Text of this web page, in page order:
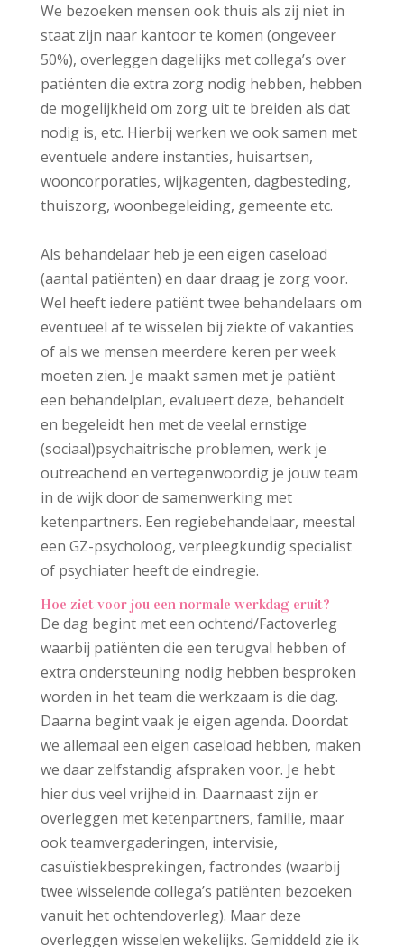
We bezoeken mensen ook thuis als zij niet in
staat zijn naar kantoor te komen (ongeveer
50%), overleggen dagelijks met collega’s over
patiënten die extra zorg nodig hebben, hebben
de mogelijkheid om zorg uit te breiden als dat
nodig is, etc. Hierbij werken we ook samen met
eventuele andere instanties, huisartsen,
wooncorporaties, wijkagenten, dagbesteding,
thuiszorg, woonbegeleiding, gemeente etc.
Als behandelaar heb je een eigen caseload
(aantal patiënten) en daar draag je zorg voor.
Wel heeft iedere patiënt twee behandelaars om
eventueel af te wisselen bij ziekte of vakanties
of als we mensen meerdere keren per week
moeten zien. Je maakt samen met je patiënt
een behandelplan, evalueert deze, behandelt
en begeleidt hen met de veelal ernstige
(sociaal)psychaitrische problemen, werk je
outreachend en vertegenwoordig je jouw team
in de wijk door de samenwerking met
ketenpartners. Een regiebehandelaar, meestal
een GZ-psycholoog, verpleegkundig specialist
of psychiater heeft de eindregie.
Hoe ziet voor jou een normale werkdag eruit?
De dag begint met een ochtend/Factoverleg
waarbij patiënten die een terugval hebben of
extra ondersteuning nodig hebben besproken
worden in het team die werkzaam is die dag.
Daarna begint vaak je eigen agenda. Doordat
we allemaal een eigen caseload hebben, maken
we daar zelfstandig afspraken voor. Je hebt
hier dus veel vrijheid in. Daarnaast zijn er
overleggen met ketenpartners, familie, maar
ook teamvergaderingen, intervisie,
casuïstiekbesprekingen, factrondes (waarbij
twee wisselende collega’s patiënten bezoeken
vanuit het ochtendoverleg). Maar deze
overleggen wisselen wekelijks. Gemiddeld zie ik